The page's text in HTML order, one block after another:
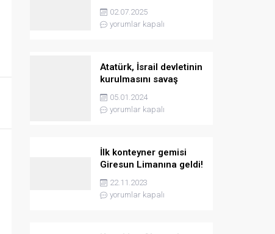
yazmaya hazırlanıyor
02.07.2025
yorumlar kapalı
Atatürk, İsrail devletinin
kurulmasını savaş
sebebi olarak ilân
etmişti
05.01.2024
yorumlar kapalı
İlk konteyner gemisi
Giresun Limanına geldi!
22.11.2023
yorumlar kapalı